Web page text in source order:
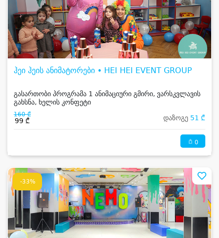
ჰეი ჰეის ანიმატორები • HEI HEI EVENT GROUP
გასართობი პროგრამა 1 ანიმაციური გმირი, ვარსკვლავის
გახსნა, ხელის კონფეტი
160 ₾
99 ₾ დაზოგე 51 ₾
0
-33%